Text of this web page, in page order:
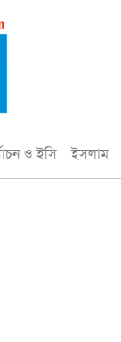
ও ইসি ইসলাম